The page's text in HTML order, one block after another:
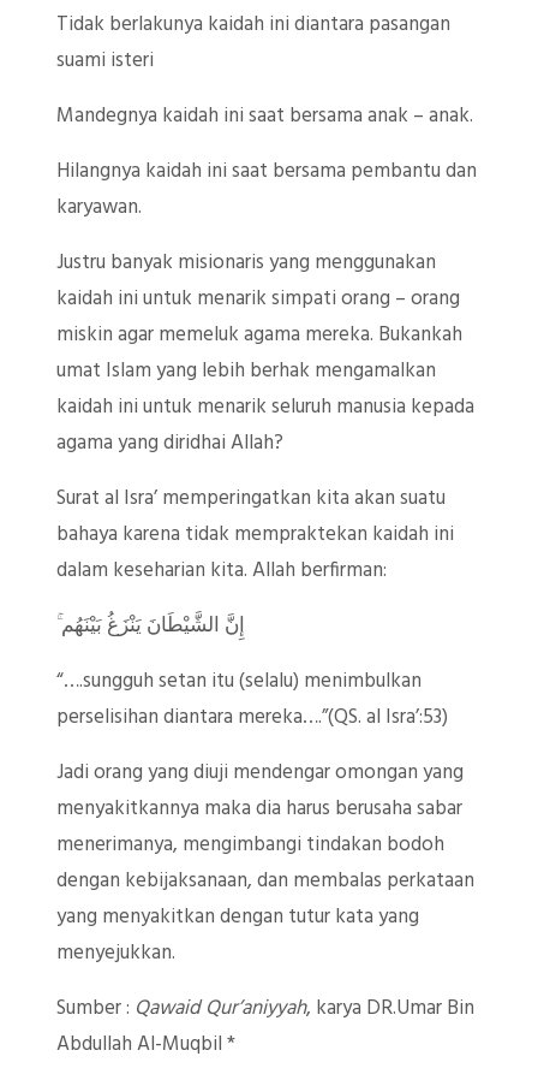
Tidak berlakunya kaidah ini diantara pasangan
suami isteri
Mandegnya kaidah ini saat bersama anak – anak.
Hilangnya kaidah ini saat bersama pembantu dan
karyawan.
Justru banyak misionaris yang menggunakan
kaidah ini untuk menarik simpati orang – orang
miskin agar memeluk agama mereka. Bukankah
umat Islam yang lebih berhak mengamalkan
kaidah ini untuk menarik seluruh manusia kepada
agama yang diridhai Allah?
Surat al Isra’ memperingatkan kita akan suatu
bahaya karena tidak mempraktekan kaidah ini
dalam keseharian kita. Allah berfirman:
ۚ إِنَّ الشَّيْطَانَ يَنْزَغُ بَيْنَهُم
“….sungguh setan itu (selalu) menimbulkan
perselisihan diantara mereka….”(QS. al Isra’:53)
Jadi orang yang diuji mendengar omongan yang
menyakitkannya maka dia harus berusaha sabar
menerimanya, mengimbangi tindakan bodoh
dengan kebijaksanaan, dan membalas perkataan
yang menyakitkan dengan tutur kata yang
menyejukkan.
Sumber : Qawaid Qur’aniyyah, karya DR.Umar Bin
Abdullah Al-Muqbil *